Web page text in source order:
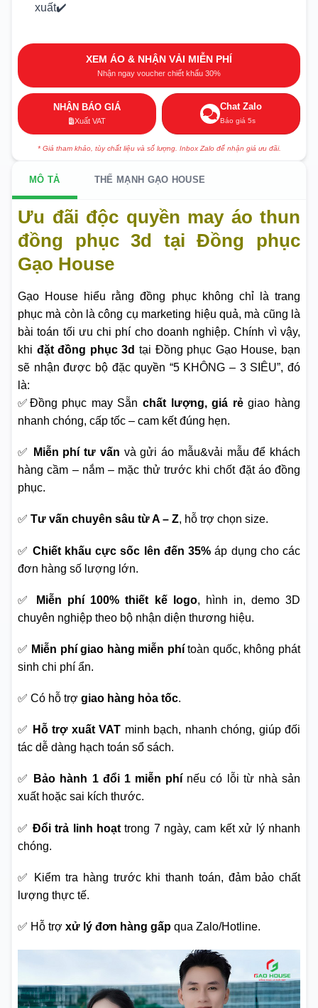
xuất✔️
XEM ÁO & NHẬN VẢI MIỄN PHÍ
Nhận ngay voucher chiết khấu 30%
NHẬN BÁO GIÁ
Xuất VAT
Chat Zalo
Báo giá 5s
* Giá tham khảo, tùy chất liệu và số lượng. Inbox Zalo để nhận giá ưu đãi.
MÔ TẢ THẾ MẠNH GẠO HOUSE
Ưu đãi độc quyền may áo thun
đồng phục 3d tại Đồng phục
Gạo House
Gạo House hiểu rằng đồng phục không chỉ là trang
phục mà còn là công cụ marketing hiệu quả, mà cũng là
bài toán tối ưu chi phí cho doanh nghiệp. Chính vì vậy,
khi đặt đồng phục 3d tại Đồng phục Gạo House, bạn
sẽ nhận được bộ đặc quyền “5 KHÔNG – 3 SIÊU”, đó
là:
✅Đồng phục may Sẵn chất lượng, giá rẻgiao hàng
nhanh chóng, cấp tốc – cam kết đúng hẹn.
✅ Miễn phí tư vấn và gửi áo mẫu&vải mẫu để khách
hàng cầm – nắm – mặc thử trước khi chốt đặt áo đồng
phục.
✅ Tư vấn chuyên sâu từ A – Z, hỗ trợ chọn size.
✅ Chiết khấu cực sốc lên đến 35% áp dụng cho các
đơn hàng số lượng lớn.
✅ Miễn phí 100% thiết kế logo, hình in, demo 3D
chuyên nghiệp theo bộ nhận diện thương hiệu.
✅ Miễn phí giao hàng miễn phítoàn quốc, không phát
sinh chi phí ẩn.
✅ Có hỗ trợ giao hàng hỏa tốc.
✅ Hỗ trợ xuất VAT minh bạch, nhanh chóng, giúp đối
tác dễ dàng hạch toán sổ sách.
✅ Bảo hành 1 đổi 1 miễn phí nếu có lỗi từ nhà sản
xuất hoặc sai kích thước.
✅ Đổi trả linh hoạttrong 7 ngày, cam kết xử lý nhanh
chóng.
✅ Kiểm tra hàng trước khi thanh toán, đảm bảo chất
lượng thực tế.
✅ Hỗ trợ xử lý đơn hàng gấp qua Zalo/Hotline.